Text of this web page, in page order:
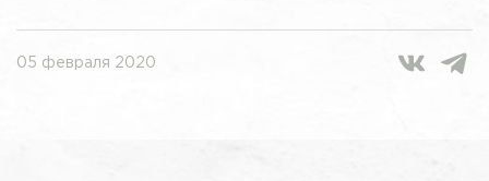
05 февраля 2020